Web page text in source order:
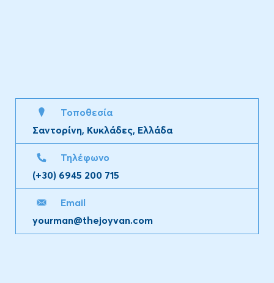
Τοποθεσία
Σαντορίνη, Κυκλάδες, Ελλάδα
Τηλέφωνο
(+30) 6945 200 715
Email
yourman@thejoyvan.com